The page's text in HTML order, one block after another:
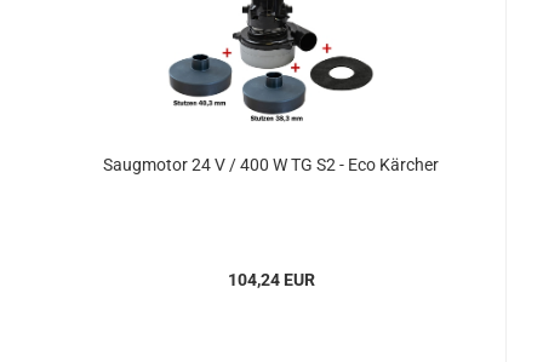
Saugmotor 24 V / 400 W TG S2 - Eco Kärcher
104,24 EUR